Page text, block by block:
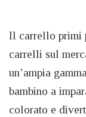
Il carrello primi
carrelli sul
un’ampia
bambino a
colorato e